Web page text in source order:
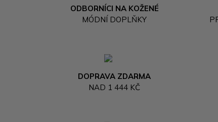
ODBORNÍCI NA KOŽENÉ
MÓDNÍ DOPLŇKY
DOPRAVA ZDARMA
NAD 1 444 KČ